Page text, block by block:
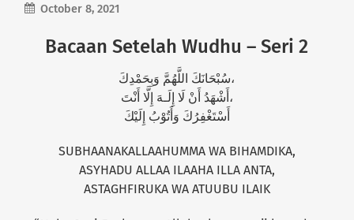
October 8, 2021
Bacaan Setelah Wudhu – Seri 2
سُبْحَانَكَ اللَّهُمَّ وَبِحَمْدِكَ،
أَشْهَدُ أَنْ لَا إِلَـهَ إِلَّا أَنْتَ،
أَسْتَغْفِرُكَ وَأَتُوْبُ إِلَيْكَ
SUBHAANAKALLAAHUMMA WA BIHAMDIKA,
ASYHADU ALLAA ILAAHA ILLA ANTA,
ASTAGHFIRUKA WA ATUUBU ILAIK